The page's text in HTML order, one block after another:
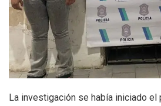
La investigación se había iniciado el